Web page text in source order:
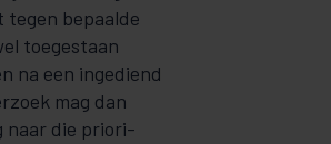
bepaalde
toegestaan
na een ingediend
mag dan
naar die prio­ri­